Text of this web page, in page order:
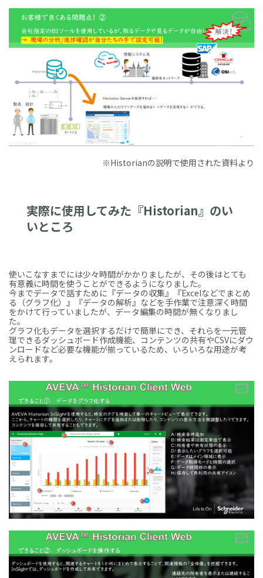
※Historianの説明で使用された資料より
実際に使用してみた『Historian』のい
いところ
使いこなすまでには少々時間がかかりましたが、その後はとても
有意義に時間を使うことができるようになりました。
今までデータで話すために『データの収集』『Excelなどでまとめ
る（グラフ化）』『データの解析』などを手作業で注意深く時間
をかけて行っていましたが、データ編集の時間が無くなりまし
た。
グラフ化もデータを選択するだけで簡単にでき、それらを一元管
理できるダッシュボード作成機能、コンテンツの共有やCSVにダウ
ンロードなど必要な機能が揃っているため、いろいろな用途が考
えられます。